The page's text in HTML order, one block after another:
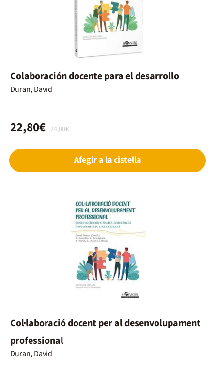
Colaboración docente para el desarrollo
Duran, David
24,00€
22,80€
Afegir a la cistella
Col·laboració docent per al desenvolupament
professional
Duran, David